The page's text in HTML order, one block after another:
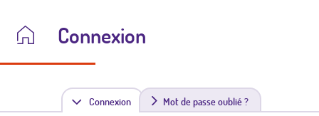
Connexion
Connexion(
Mot de passe oublié ?